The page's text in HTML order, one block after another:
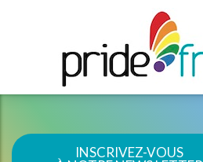
INSCRIVEZ-VOUS